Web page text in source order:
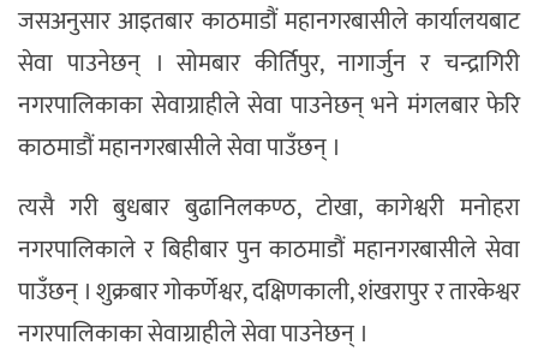
जसअनुसार आइतबार काठमाडौं महानगरबासीले कार्यालयबाट
सेवा पाउनेछन् । सोमबार कीर्तिपुर, नागार्जुन र चन्द्रागिरी
नगरपालिकाका सेवाग्राहीले सेवा पाउनेछन् भने मंगलबार फेरि
काठमाडौं महानगरबासीले सेवा पाउँछन् ।
त्यसै गरी बुधबार बुढानिलकण्ठ, टोखा, कागेश्वरी मनोहरा
नगरपालिकाले र बिहीबार पुन काठमाडौं महानगरबासीले सेवा
पाउँछन् । शुक्रबार गोकर्णेश्वर, दक्षिणकाली, शंखरापुर र तारकेश्वर
नगरपालिकाका सेवाग्राहीले सेवा पाउनेछन् ।